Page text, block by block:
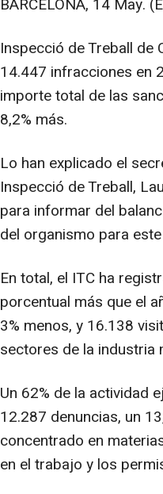
BARCELONA, 14 May.
Inspecció de Treball de
14.447 infracciones en
importe total de las
8,2% más.
Lo han explicado el
Inspecció de Treball,
para informar del
del organismo para
En total, el ITC ha
porcentual más que el
3% menos, y 16.138
sectores de la industria
Un 62% de la actividad
12.287 denuncias, un
concentrado en
en el trabajo y los